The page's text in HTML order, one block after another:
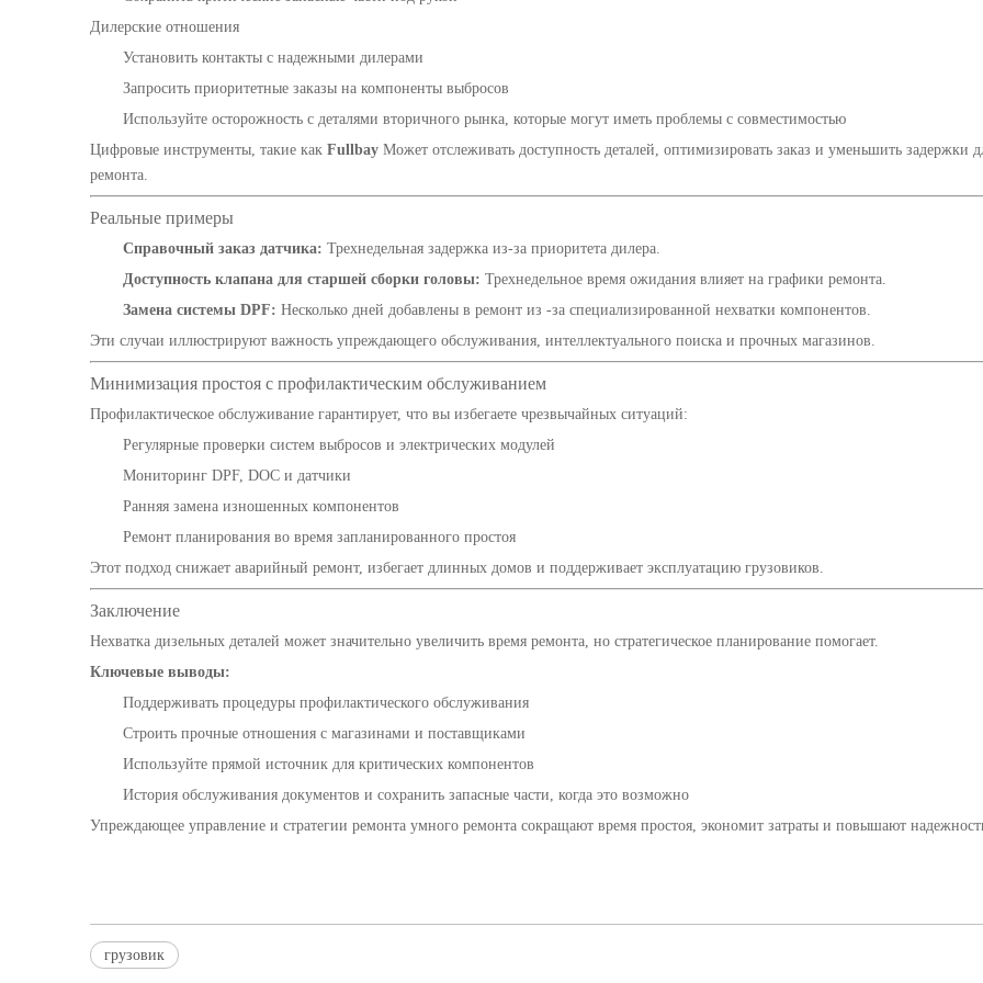
Дилерские отношения
Установить контакты с надежными дилерами
Запросить приоритетные заказы на компоненты выбросов
Используйте осторожность с деталями вторичного рынка, которые могут иметь проблемы с совместимостью
Цифровые инструменты, такие как Fullbay Может отслеживать доступность деталей, оптимизировать заказ и уменьшить задержки
ремонта.
Реальные примеры
Справочный заказ датчика: Трехнедельная задержка из-за приоритета дилера.
Доступность клапана для старшей сборки головы: Трехнедельное время ожидания влияет на графики ремонта.
Замена системы DPF: Несколько дней добавлены в ремонт из -за специализированной нехватки компонентов.
Эти случаи иллюстрируют важность упреждающего обслуживания, интеллектуального поиска и прочных магазинов.
Минимизация простоя с профилактическим обслуживанием
Профилактическое обслуживание гарантирует, что вы избегаете чрезвычайных ситуаций:
Регулярные проверки систем выбросов и электрических модулей
Мониторинг DPF, DOC и датчики
Ранняя замена изношенных компонентов
Ремонт планирования во время запланированного простоя
Этот подход снижает аварийный ремонт, избегает длинных домов и поддерживает эксплуатацию грузовиков.
Заключение
Нехватка дизельных деталей может значительно увеличить время ремонта, но стратегическое планирование помогает.
Ключевые выводы:
Поддерживать процедуры профилактического обслуживания
Строить прочные отношения с магазинами и поставщиками
Используйте прямой источник для критических компонентов
История обслуживания документов и сохранить запасные части, когда это возможно
Упреждающее управление и стратегии ремонта умного ремонта сокращают время простоя, экономит затраты и повышают
грузовик